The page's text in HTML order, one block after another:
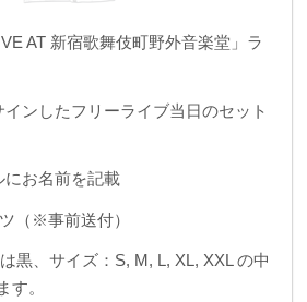
AT 新宿歌舞伎町野外音楽堂」ラ
ンしたフリーライブ当日のセット
にお名前を記載
（※事前送付）
黒、サイズ：S, M, L, XL, XXL の中
す。